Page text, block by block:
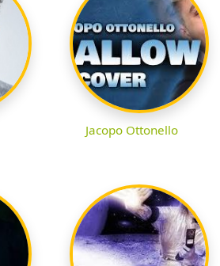
Jacopo Ottonello